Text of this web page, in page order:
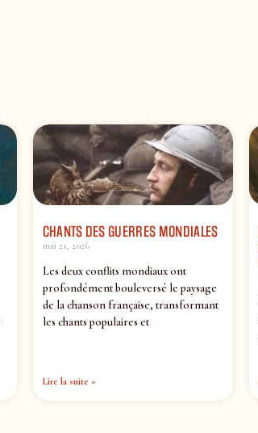
CHANTS DES GUERRES MONDIALES
mai 21, 2026
Les deux conflits mondiaux ont
profondément bouleversé le paysage
de la chanson française, transformant
les chants populaires et
Lire la suite »